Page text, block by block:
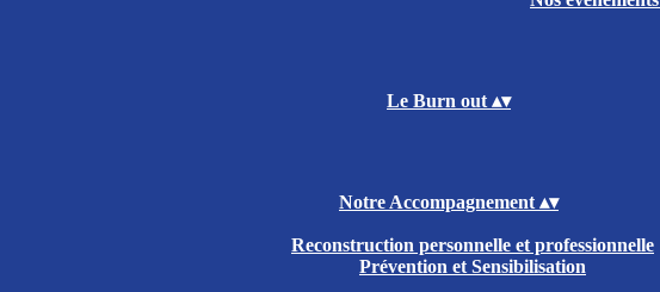
Le Burn out ▴▾
Notre Accompagnement ▴▾
Reconstruction personnelle et professionnelle
Prévention et Sensibilisation